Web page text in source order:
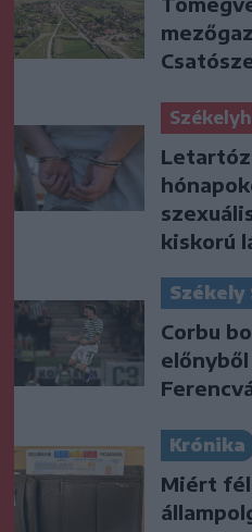
kiskorú
Székely
Corbu
Krónika
Miért